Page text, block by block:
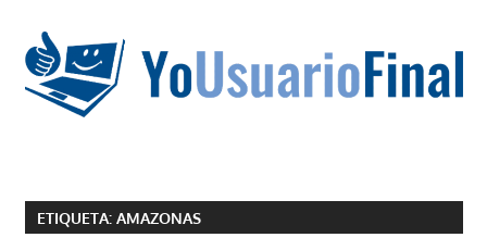
contenido
noETIQUETA: AMAZONAS